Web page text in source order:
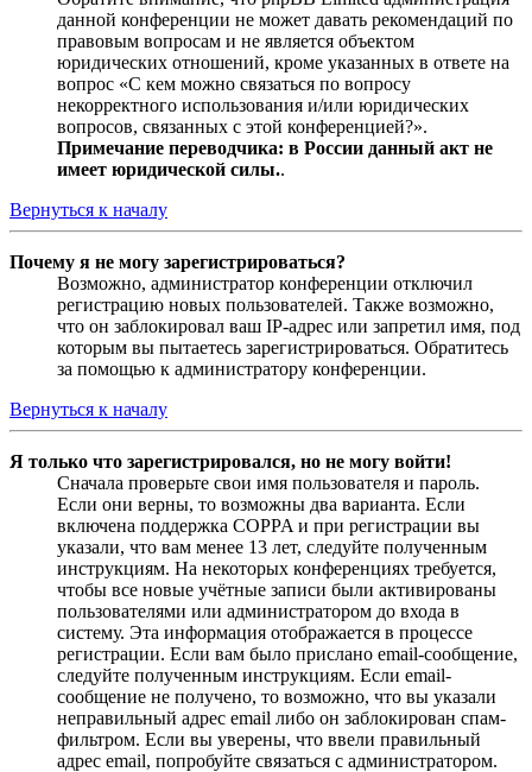
данной конференции не может давать рекомендаций по
правовым вопросам и не является объектом
юридических отношений, кроме указанных в ответе на
вопрос «С кем можно связаться по вопросу
некорректного использования и/или юридических
вопросов, связанных с этой конференцией?».
Примечание переводчика: в России данный акт не
имеет юридической силы..
Вернуться к началу
Почему я не могу зарегистрироваться?
Возможно, администратор конференции отключил
регистрацию новых пользователей. Также возможно,
что он заблокировал ваш IP-адрес или запретил имя, под
которым вы пытаетесь зарегистрироваться. Обратитесь
за помощью к администратору конференции.
Вернуться к началу
Я только что зарегистрировался, но не могу войти!
Сначала проверьте свои имя пользователя и пароль.
Если они верны, то возможны два варианта. Если
включена поддержка COPPA и при регистрации вы
указали, что вам менее 13 лет, следуйте полученным
инструкциям. На некоторых конференциях требуется,
чтобы все новые учётные записи были активированы
пользователями или администратором до входа в
систему. Эта информация отображается в процессе
регистрации. Если вам было прислано email-сообщение,
следуйте полученным инструкциям. Если email-
сообщение не получено, то возможно, что вы указали
неправильный адрес email либо он заблокирован спам-
фильтром. Если вы уверены, что ввели правильный
адрес email, попробуйте связаться с администратором.